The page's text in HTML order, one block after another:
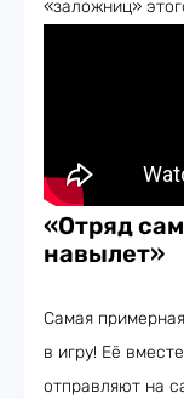
«заложниц»
«Отряд
навылет»
Самая
в игру! Её
отправляют на